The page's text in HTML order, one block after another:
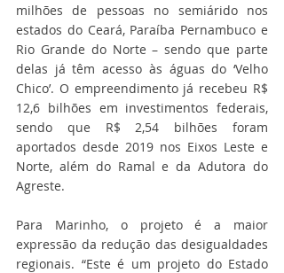
milhões de pessoas no semiárido nos
estados do Ceará, Paraíba Pernambuco e
Rio Grande do Norte – sendo que parte
delas já têm acesso às águas do ‘Velho
Chico’. O empreendimento já recebeu R$
12,6 bilhões em investimentos federais,
sendo que R$ 2,54 bilhões foram
aportados desde 2019 nos Eixos Leste e
Norte, além do Ramal e da Adutora do
Agreste.
Para Marinho, o projeto é a maior
expressão da redução das desigualdades
regionais. “Este é um projeto do Estado